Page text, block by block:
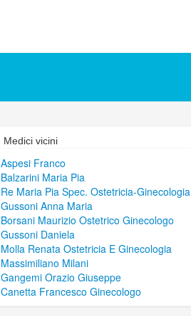
Medici vicini
Aspesi Franco
Balzarini Maria Pia
Re Maria Pia Spec. Ostetricia-Ginecologia
Gussoni Anna Maria
Borsani Maurizio Ostetrico Ginecologo
Gussoni Daniela
Molla Renata Ostetricia E Ginecologia
Massimiliano Milani
Gangemi Orazio Giuseppe
Canetta Francesco Ginecologo